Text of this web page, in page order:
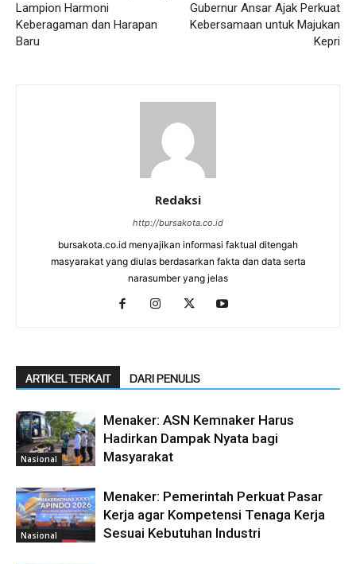
Lampion Harmoni
Keberagaman dan Harapan
Baru
Gubernur Ansar Ajak Perkuat
Kebersamaan untuk Majukan
Kepri
Redaksi
http://bursakota.co.id
bursakota.co.id menyajikan informasi faktual ditengah
masyarakat yang diulas berdasarkan fakta dan data serta
narasumber yang jelas
ARTIKEL TERKAIT DARI PENULIS
Nasional
Menaker: ASN Kemnaker Harus
Hadirkan Dampak Nyata bagi
Masyarakat
Nasional
Menaker: Pemerintah Perkuat Pasar
Kerja agar Kompetensi Tenaga Kerja
Sesuai Kebutuhan Industri